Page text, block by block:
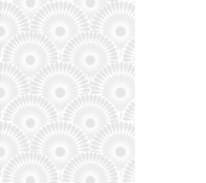
124 125